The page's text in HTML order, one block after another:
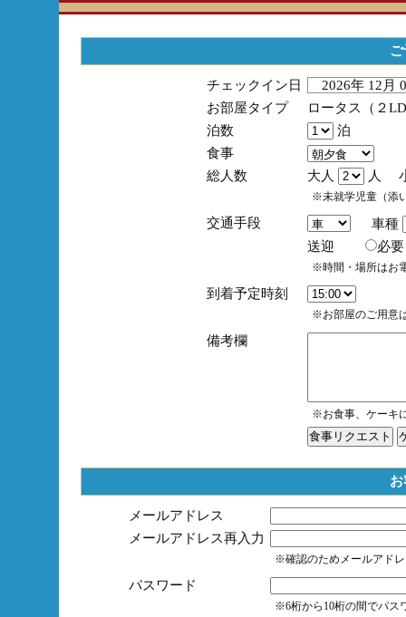
チェックイン日
2026年 12
お部屋タイプ
ロータス（２
泊数
泊
食事
総人数
大人 人
※未就学児童（添
交通手段
車種
送迎
※時間・場所はお
到着予定時刻
※お部屋のご用意
備考欄
※お食事、ケーキ
メールアドレス
メールアドレス再入力
※確認のためメールアド
パスワード
※6桁から10桁の間でパス